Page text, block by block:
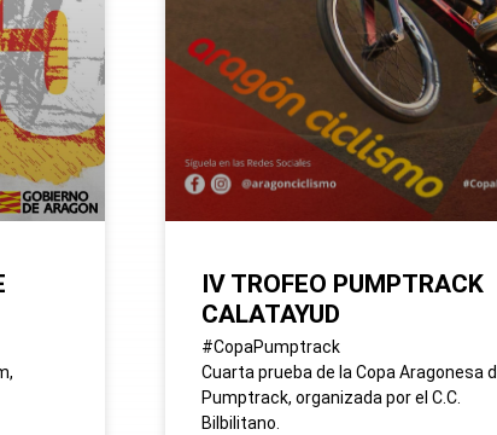
IV TROFEO PUMPTRACK
CALATAYUD
#CopaPumptrack
Cuarta prueba de la Copa Aragonesa
Pumptrack, organizada por el C.C.
Bilbilitano.